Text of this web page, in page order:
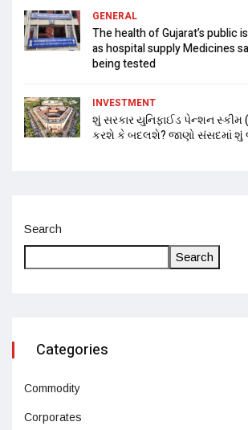
GENERAL
The health of Gujarat’s public
as hospital supply Medicines
being tested
INVESTMENT
શું સરકાર યુનિફાઈડ પેન્શન સ્કીમ
કરશે કે બદલશે? જાણો સંસદમાં શું
Search
Search
Categories
Commodity
Corporates